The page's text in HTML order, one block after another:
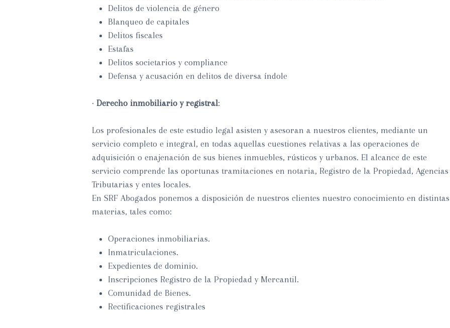
Delitos de violencia de género
Blanqueo de capitales
Delitos fiscales
Estafas
Delitos societarios y compliance
Defensa y acusación en delitos de diversa índole
· Derecho inmobiliario y registral:
Los profesionales de este estudio legal asisten y asesoran a nuestros clientes, mediante un
servicio completo e integral, en todas aquellas cuestiones relativas a las operaciones de
adquisición o enajenación de sus bienes inmuebles, rústicos y urbanos. El alcance de este
servicio comprende las oportunas tramitaciones en notaria, Registro de la Propiedad, Agencias
Tributarias y entes locales.
En SRF Abogados ponemos a disposición de nuestros clientes nuestro conocimiento en distintas
materias, tales como:
Operaciones inmobiliarias.
Inmatriculaciones.
Expedientes de dominio.
Inscripciones Registro de la Propiedad y Mercantil.
Comunidad de Bienes.
Rectificaciones registrales